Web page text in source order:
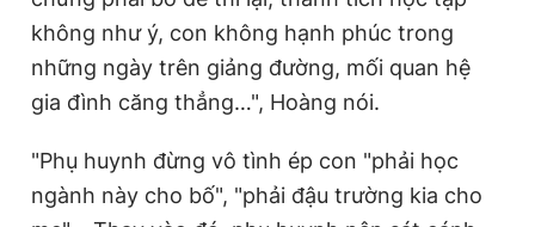
không như ý, con không hạnh phúc trong
những ngày trên giảng đường, mối quan hệ
gia đình căng thẳng…", Hoàng nói.
"Phụ huynh đừng vô tình ép con "phải học
ngành này cho bố", "phải đậu trường kia cho